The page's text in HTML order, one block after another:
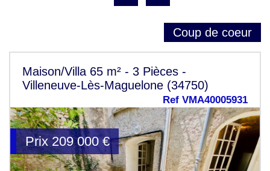
Coup de coeur
Maison/Villa 65 m² - 3 Pièces -
Villeneuve-Lès-Maguelone (34750)
Ref VMA40005931
Prix 209 000 €